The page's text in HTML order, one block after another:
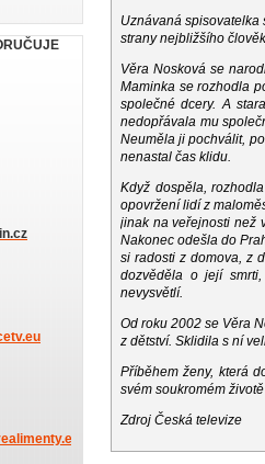
Uznávaná spisovatelka
strany nejbližšího
Věra Nosková se
Maminka se rozhodla
společné dcery. A
nedopřávala mu
Neuměla ji pochválit,
nenastal čas klidu.
Když dospěla,
opovržení lidí z
jinak na veřejnosti než
Nakonec odešla do
si radosti z domova, z
dozvěděla o její
nevysvětlí.
Od roku 2002 se Věra
z dětství. Sklidila s ní
Příběhem ženy, která
svém soukromém
Zdroj Česká televize